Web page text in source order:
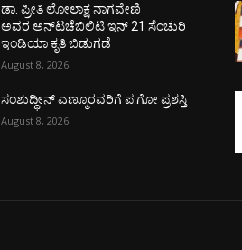
ಡಾ. ಪ್ರೀತಿ ಲೋಲಾಕ್ಷ ನಾಗವೇಣಿ
ಅವರ ಅನ್‌ಟಚೆಬಿಲಿಟಿ ಇನ್ 21 ಸೆಂಚುರಿ
ಇಂಡಿಯಾ ಕೃತಿ ಬಿಡುಗಡೆ
August 8, 2026
ಸಂಶುದ್ಧೀನ್ ಎಣ್ಮೂರವರಿಗೆ ಪ.ಗೋ ಪ್ರಶಸ್ತಿ
August 8, 2026